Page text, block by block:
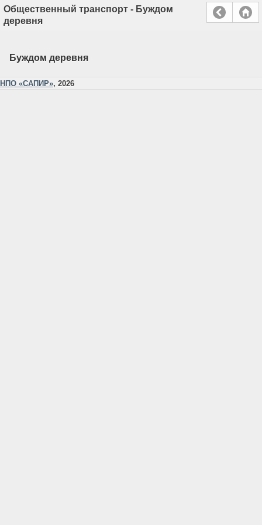
Общественный транспорт - Буждом
деревня
Буждом деревня
НПО «САПИР», 2026